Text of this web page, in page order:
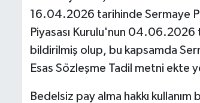
16.04.2026 tarihinde Sermaye
Piyasası Kurulu'nun 04.06.2026
bildirilmiş olup, bu kapsamda
Esas Sözleşme Tadil metni ekte
Bedelsiz pay alma hakkı